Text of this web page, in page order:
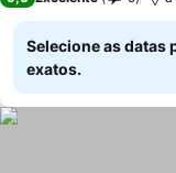
Selecione as datas
exatos.